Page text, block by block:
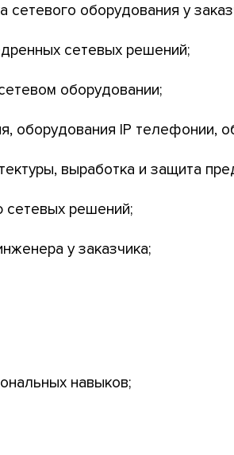
сетевого оборудования у
сетевых решений;
оборудовании;
оборудования IP телефонии,
выработка и защита
сетевых решений;
у заказчика;
навыков;